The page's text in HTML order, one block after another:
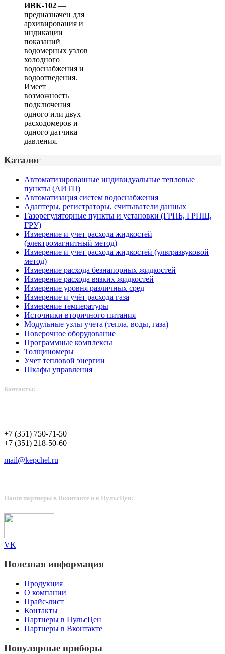
ИВК-102 —
предназначен для
архивирования и
индикации
показаний
водомерных узлов
холодного
водоснабжения и
водоотведения.
Имеет
возможность
подключения
одного или двух
расходомеров и
одного датчика
давления.
Каталог
Автоматизированные индивидуальные тепловые
пункты (АИТП)
Автоматизация систем водоснабжения
Адаптеры, регистраторы, считыватели данных
Газорегуляторные пункты и установки (ГРПБ, ГРПШ,
ГРУ)
Измерение и учет расхода жидкостей
(электромагнитный метод)
Измерение и учет расхода жидкостей (ультразвуковой
метод)
Измерение расхода безнапорных жидкостей
Измерение расхода вязких жидкостей
Измерение уровня различных сред
Измерение и учёт расхода газа
Измерение температуры
Источники вторичного питания
Модульные узлы учета (тепла, воды, газа)
Поверочное оборудование
Программные комплексы
Толщиномеры
Учет тепловой энергии
Шкафы управления
Контакты:
+7 (351) 750-71-50
+7 (351) 218-50-60
mail@kepchel.ru
Наши партнеры в Вконтакте и в ПульсЦен:
VK
Полезная информация
Продукция
О компании
Прайс-лист
Контакты
Партнеры в ПульсЦен
Партнеры в Вконтакте
Популярные приборы